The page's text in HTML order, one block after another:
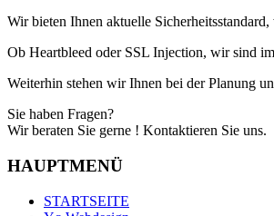
Wir bieten Ihnen aktuelle
Ob Heartbleed oder SSL Injection, wir sind
Weiterhin stehen wir Ihnen bei der Planung
Sie haben Fragen?
Wir beraten Sie gerne ! Kontaktieren Sie uns.
HAUPTMENÜ
STARTSEITE